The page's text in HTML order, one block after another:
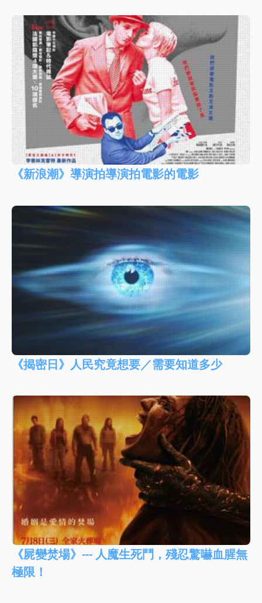
《新浪潮》導演拍導演拍電影的電影
《揭密日》人民究竟想要／需要知道多少
《屍變焚場》--- 人魔生死鬥，殘忍驚嚇血腥無
極限！